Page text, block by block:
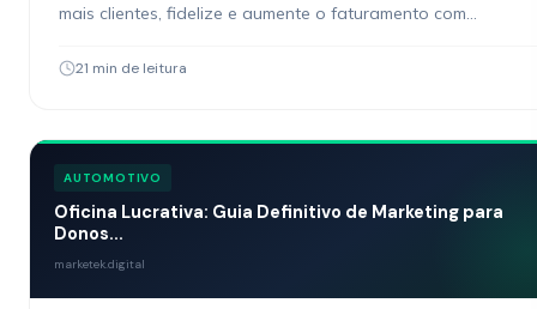
mais clientes, fidelize e aumente o faturamento com
21 min de leitura
AUTOMOTIVO
Oficina Lucrativa: Guia Definitivo de Marketing para
Donos...
marketek.digital